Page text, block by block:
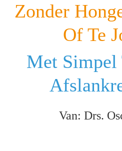
Zonder
Of Te
Met Simpel
Van: Drs.